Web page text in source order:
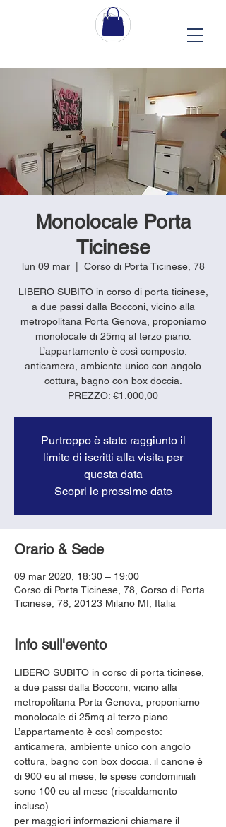
Monolocale Porta
Ticinese
lun 09 mar
  |
Corso di Porta Ticinese, 78
LIBERO SUBITO in corso di porta ticinese,
a due passi dalla Bocconi, vicino alla
metropolitana Porta Genova, proponiamo
monolocale di 25mq al terzo piano.
L’appartamento è così composto:
anticamera, ambiente unico con angolo
cottura, bagno con box doccia.
PREZZO: €1.000,00
Purtroppo è stato raggiunto il
limite di iscritti alla visita per
questa data
Scopri le prossime date
Orario & Sede
09 mar 2020, 18:30 – 19:00
Corso di Porta Ticinese, 78, Corso di Porta
Ticinese, 78, 20123 Milano MI, Italia
Info sull'evento
LIBERO SUBITO in corso di porta ticinese,
a due passi dalla Bocconi, vicino alla
metropolitana Porta Genova, proponiamo
monolocale di 25mq al terzo piano.
L’appartamento è così composto:
anticamera, ambiente unico con angolo
cottura, bagno con box doccia. il canone è
di 900 eu al mese, le spese condominiali
sono 100 eu al mese (riscaldamento
incluso).
per maggiori informazioni chiamare il